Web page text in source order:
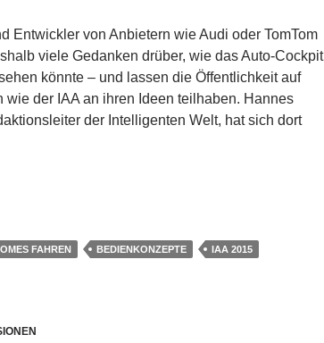
Entwickler von Anbietern wie Audi oder TomTom
viele Gedanken drüber, wie das Auto-Cockpit
könnte – und lassen die Öffentlichkeit auf
wie der IAA an ihren Ideen teilhaben. Hannes
der Intelligenten Welt, hat sich dort
arbeiten am Auto-Cockpit der Zukunft
FAHREN BEDIENKONZEPTE
IAA 2015